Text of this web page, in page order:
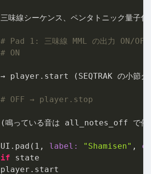
三味線シーケンス、ペンタトニック量子
# Pad 1: 三味線 MML の出力 ON/OFF
# ON
→ player.start (SEQTRAK の小節グリ
# OFF → player.stop
(鳴っている音は all_notes_off で停
UI.pad( 1 , label: "Shamisen" ,
if state
player.start